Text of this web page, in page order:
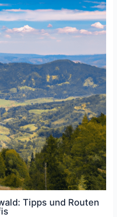
Tipps und Routen